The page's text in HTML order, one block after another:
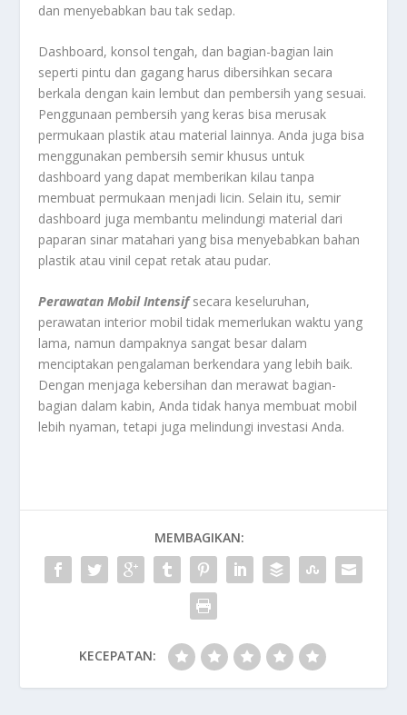
dan menyebabkan bau tak sedap.
Dashboard, konsol tengah, dan bagian-bagian lain
seperti pintu dan gagang harus dibersihkan secara
berkala dengan kain lembut dan pembersih yang sesuai.
Penggunaan pembersih yang keras bisa merusak
permukaan plastik atau material lainnya. Anda juga bisa
menggunakan pembersih semir khusus untuk
dashboard yang dapat memberikan kilau tanpa
membuat permukaan menjadi licin. Selain itu, semir
dashboard juga membantu melindungi material dari
paparan sinar matahari yang bisa menyebabkan bahan
plastik atau vinil cepat retak atau pudar.
Perawatan Mobil Intensifsecara keseluruhan,
perawatan interior mobil tidak memerlukan waktu yang
lama, namun dampaknya sangat besar dalam
menciptakan pengalaman berkendara yang lebih baik.
Dengan menjaga kebersihan dan merawat bagian-
bagian dalam kabin, Anda tidak hanya membuat mobil
lebih nyaman, tetapi juga melindungi investasi Anda.
MEMBAGIKAN:
KECEPATAN: